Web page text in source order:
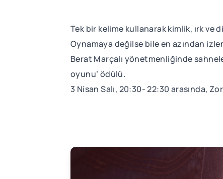
Tek bir kelime kullanarak kimlik, ırk ve
Oynamaya değilse bile en azından
Berat Marçalı yönetmenliğinde
oyunu’ ödülü.
3 Nisan Salı, 20:30- 22:30 arasında,